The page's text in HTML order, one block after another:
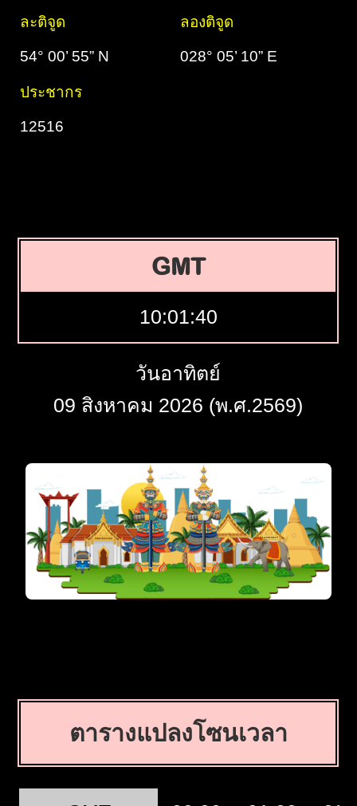
ละติจูด ลองติจูด
54° 00’ 55” N 028° 05’ 10” E
ประชากร
12516
GMT
10:01:41
วันอาทิตย์
09 สิงหาคม 2026 (พ.ศ.2569)
ตารางแปลงโซนเวลา